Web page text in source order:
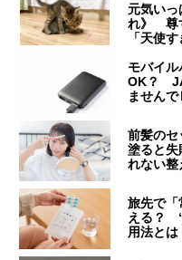
元気い
れ》 尊
「天使す
モバイ
OK？
ませんで
前髪のセ
塗ると
れない整
旅先で
える？
用法とは